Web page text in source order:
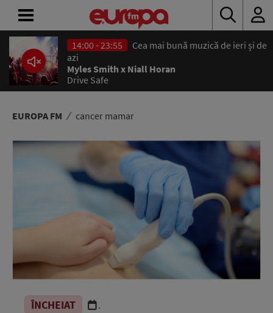
14:00 - 23:55
Cea mai bună muzică de ieri și de
azi
Myles Smith x Niall Horan
Drive Safe
EUROPA FM cancer mamar
ÎNCHEIAT .
ACASĂ
ȘTIRI
RADIO
CONCURSURI
PODCAST
LIVE